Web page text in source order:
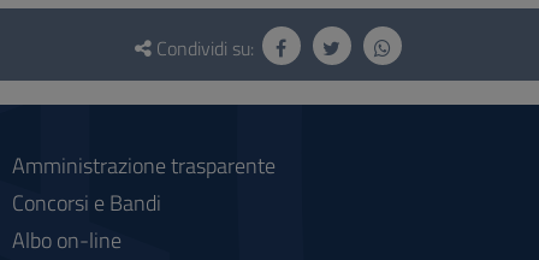
Questionario
social
Condividi su:
Amministrazione trasparente
Concorsi e Bandi
Albo on-line